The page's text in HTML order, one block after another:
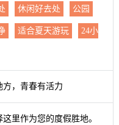
休闲好去处 公园
适合夏天游玩 24小
方，青春有活力
里作为您的度假胜地。